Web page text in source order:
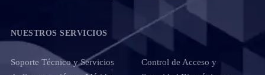
NUESTROS SERVICIOS
Soporte Técnico y Servicios
Control de Acceso y